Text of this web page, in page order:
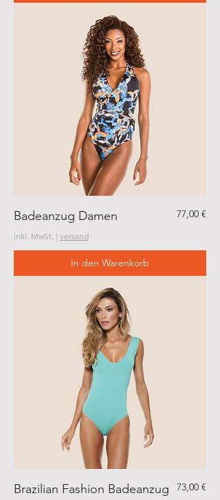
Badeanzug Damen Preis
77,00 €
inkl. MwSt. | versand
In den Warenkorb
Brazilian Fashion Badeanzug Preis
73,00 €